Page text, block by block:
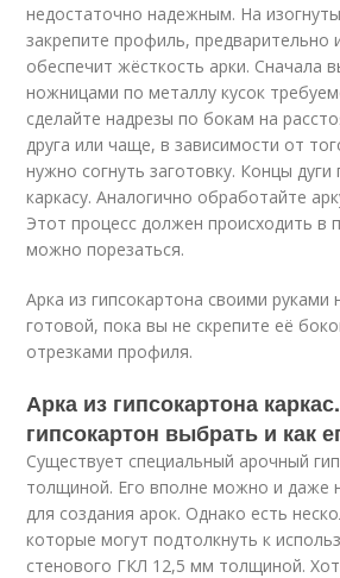
недостаточно надежным. На
закрепите профиль, предварительно
обеспечит жёсткость арки. Сначала
ножницами по металлу кусок
сделайте надрезы по бокам на
друга или чаще, в зависимости от
нужно согнуть заготовку. Концы дуги
каркасу. Аналогично обработайте
Этот процесс должен происходить в
можно порезаться.
Арка из гипсокартона своими руками
готовой, пока вы не скрепите её
отрезками профиля.
Арка из гипсокартона
гипсокартон выбрать и как
Существует специальный арочный
толщиной. Его вполне можно и даже
для создания арок. Однако есть
которые могут подтолкнуть к
стенового ГКЛ 12,5 мм толщиной.